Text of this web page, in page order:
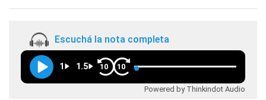
Escuchá la nota completa
1 1.5 10 10
Powered by Thinkindot Audio